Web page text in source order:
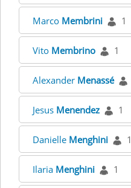
Marco Membrini 1
Vito Membrino 1
Alexander Menassé
Jesus Menendez 1
Danielle Menghini 1
Ilaria Menghini 1